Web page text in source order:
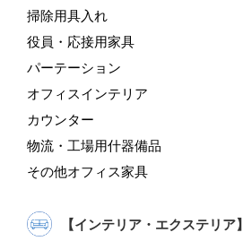
掃除用具入れ
役員・応接用家具
パーテーション
オフィスインテリア
カウンター
物流・工場用什器備品
その他オフィス家具
【インテリア・エクステリア】